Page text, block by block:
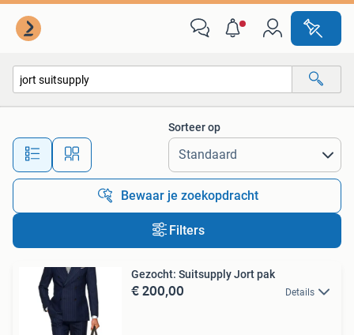
Alle afstanden…
Sorteer op
Bewaar je zoekopdracht
Filters
Gezocht: Suitsupply Jort pak
€ 200,00 Details